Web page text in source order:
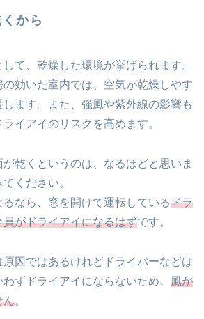
から
して、乾燥した環境が挙げられます。
効いた室内では、空気が乾燥しやす
します。また、強風や紫外線の影響も
イアイのリスクを高めます。
乾くというのは、なるほどと思いま
ください。
なら、窓を開けて運転しているドラ
がドライアイになるはずです。
因ではあるけれどドライバーなどは
ずドライアイにならないため、 風が
ん。